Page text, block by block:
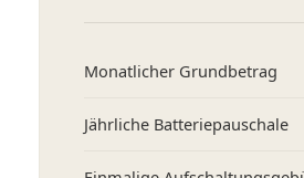
Monatlicher Grundbetrag
Jährliche Batteriepauschale